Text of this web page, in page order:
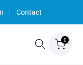
Contact
0